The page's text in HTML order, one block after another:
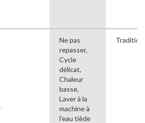
Ne pas
repasser,
Cycle
délicat,
Chaleur
basse,
Laver à la
machine à
l’eau tiède